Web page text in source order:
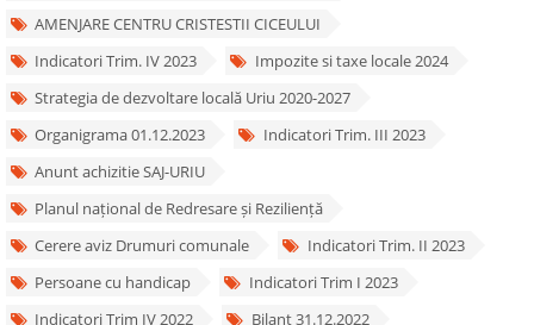
AMENJARE CENTRU CRISTESTII CICEULUI
Indicatori Trim. IV 2023
Impozite si taxe locale 2024
Strategia de dezvoltare locală Uriu 2020-2027
Organigrama 01.12.2023
Indicatori Trim. III 2023
Anunt achizitie SAJ-URIU
Planul național de Redresare și Reziliență
Cerere aviz Drumuri comunale
Indicatori Trim. II 2023
Persoane cu handicap
Indicatori Trim I 2023
Indicatori Trim IV 2022
Bilant 31.12.2022